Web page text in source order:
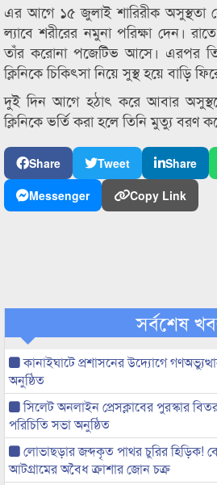
এর আগে ১৫ জুলাই শারিরীক অসুস্থতা
ল্যাবে শরীরের নমুনা পরিক্ষা দেন।
তাঁর করোনা পজেটিভ আসে। এরপর
ক্লিনিকে চিকিৎসা নিয়ে সুস্থ হয়ে বাড়ি
দুই দিন আগে হঠাৎ করে আবার
ক্লিনিকে ভর্তি করা হলে তিনি মুত্যু বরণ
Share Tweet Share
Messenger
Copy Link
সর্বশেষ
কানাইঘাটে প্রশাসনের উদ্যোগে
অনুষ্ঠিত
সিলেট অনলাইন প্রেসক্লাবের পুরস্কার
পরিচিতি সভা অনুষ্ঠিত
লোভাছড়ার জব্দকৃত পাথর চুরির হিড়িক!
আটগ্রামের অবৈধ ক্রাশার জোন চক্র